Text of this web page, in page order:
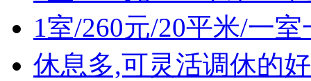
1室/260元/20平米/一
休息多,可灵活调休的